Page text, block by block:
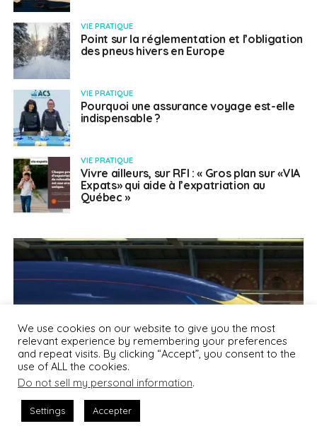
VIE PRATIQUE
Point sur la réglementation et l’obligation
des pneus hivers en Europe
VIE PRATIQUE
Pourquoi une assurance voyage est-elle
indispensable ?
VIE PRATIQUE
Vivre ailleurs, sur RFI : « Gros plan sur «VIA
Expats» qui aide à l’expatriation au
Québec »
We use cookies on our website to give you the most
relevant experience by remembering your preferences
and repeat visits. By clicking “Accept”, you consent to the
use of ALL the cookies.
Do not sell my personal information.
Settings Accepter